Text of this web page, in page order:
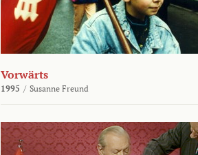
Vorwärts
1995 / Susanne Freund